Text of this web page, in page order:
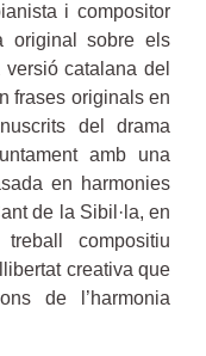
i compositor
original sobre els
catalana del
frases originals en
del drama
amb una
en harmonies
de la Sibil·la, en
compositiu
creativa que
de l’harmonia